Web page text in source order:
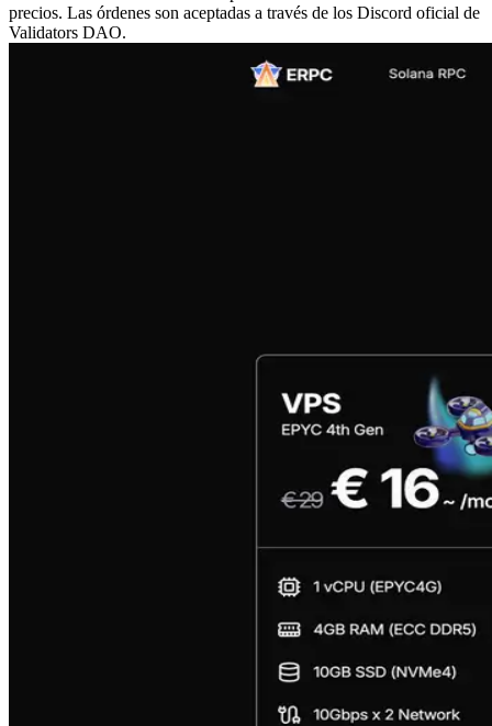
precios. Las órdenes son aceptadas a través de los Discord oficial de
Validators DAO.